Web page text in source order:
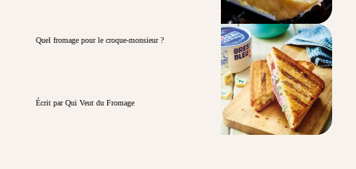
Quel fromage pour le croque-monsieur ?
Écrit par Qui Veut du Fromage